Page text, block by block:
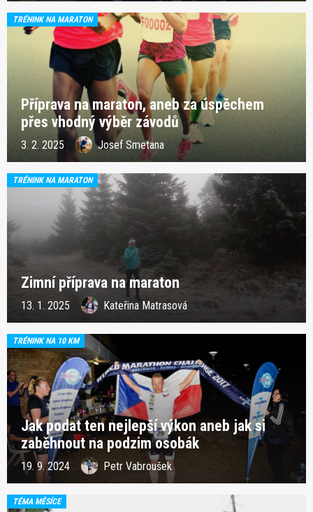
TRÉNINK NA MARATON
Příprava na maraton, aneb za úspěchem
přes vhodný výběr závodů
3. 2. 2025 Josef Smetana
TRÉNINK NA MARATON
Zimní příprava na maraton
13. 1. 2025 Kateřina Matrasová
TRÉNINK NA 10 KM
Jak podat ten nejlepší výkon aneb jak si
zaběhnout na podzim osobák
19. 9. 2024 Petr Vabroušek
TÉMA MĚSÍCE